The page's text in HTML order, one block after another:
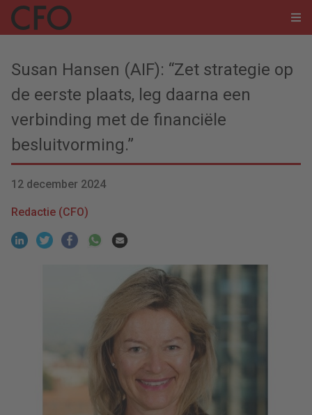
Susan Hansen (AIF): “Zet strategie op
de eerste plaats, leg daarna een
verbinding met de financiële
besluitvorming.”
12 december 2024
Redactie (CFO)